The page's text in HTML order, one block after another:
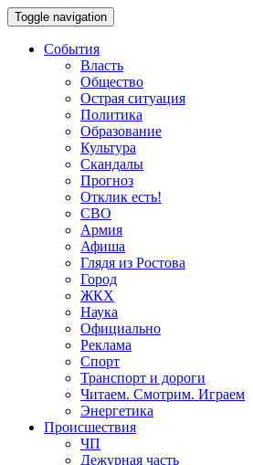
Toggle navigation
События
Власть
Общество
Острая ситуация
Политика
Образование
Культура
Скандалы
Прогноз
Отклик есть!
СВО
Армия
Афиша
Глядя из Ростова
Город
ЖКХ
Наука
Официально
Реклама
Спорт
Транспорт и дороги
Читаем. Смотрим. Играем
Энергетика
Происшествия
ЧП
Дежурная часть